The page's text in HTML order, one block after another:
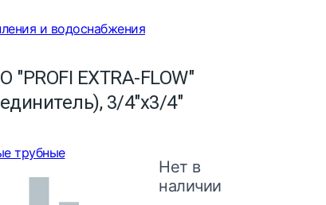
и водоснабжения
трубные
"PROFI EXTRA-FLOW"
3/4"х3/4"
Нет в
наличии